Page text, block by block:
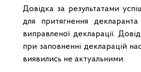
Довідка за результатами
для притягнення
виправленої декларації.
при заповненні декларацій
виявились не актуальними.